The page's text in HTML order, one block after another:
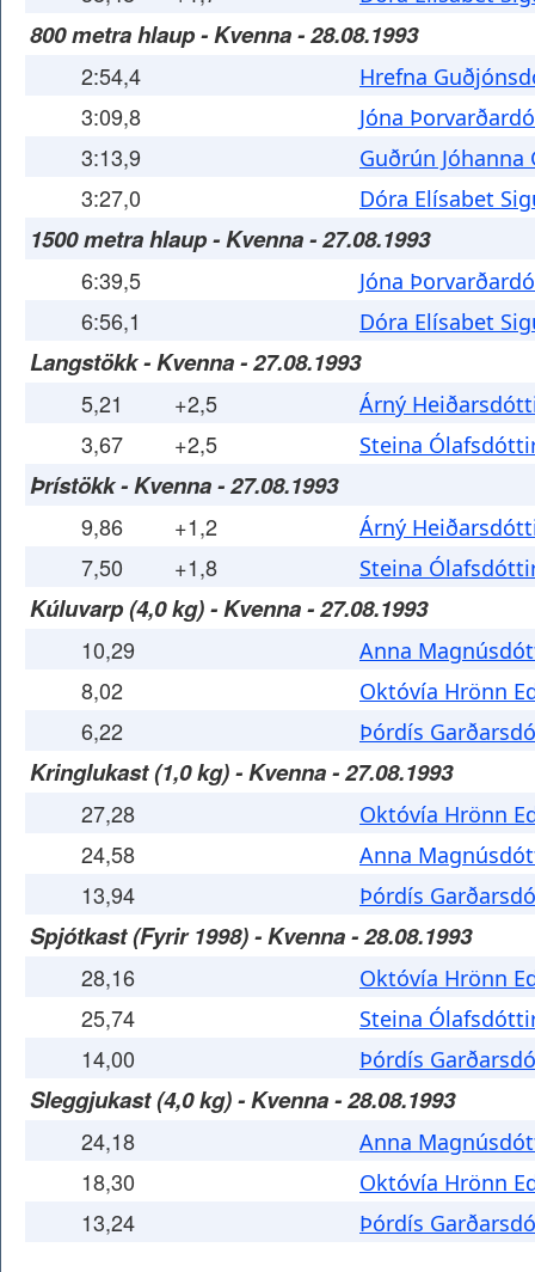
800 metra hlaup - Kvenna - 28.08.1993
2:54,4 Hrefna
3:09,8 Jóna
3:13,9 Guðrún
3:27,0 Dóra Elísabet
1500 metra hlaup - Kvenna - 27.08.1993
6:39,5 Jóna
6:56,1 Dóra Elísabet
Langstökk - Kvenna - 27.08.1993
5,21 +2,5 Árný
3,67 +2,5 Steina
Þrístökk - Kvenna - 27.08.1993
9,86 +1,2 Árný
7,50 +1,8 Steina
Kúluvarp (4,0 kg) - Kvenna - 27.08.1993
10,29 Anna
8,02 Októvía Hrönn
6,22 Þórdís
Kringlukast (1,0 kg) - Kvenna - 27.08.1993
27,28 Októvía Hrönn
24,58 Anna
13,94 Þórdís
Spjótkast (Fyrir 1998) - Kvenna - 28.08.1993
28,16 Októvía Hrönn
25,74 Steina
14,00 Þórdís
Sleggjukast (4,0 kg) - Kvenna - 28.08.1993
24,18 Anna
18,30 Októvía Hrönn
13,24 Þórdís